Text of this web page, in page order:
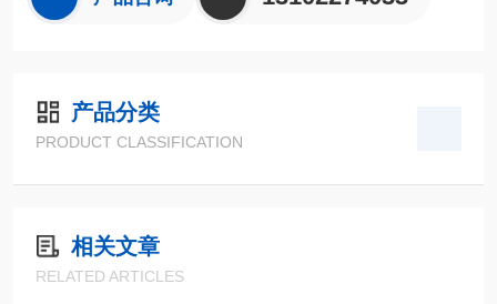
产品分类
PRODUCT CLASSIFICATION
相关文章
RELATED ARTICLES